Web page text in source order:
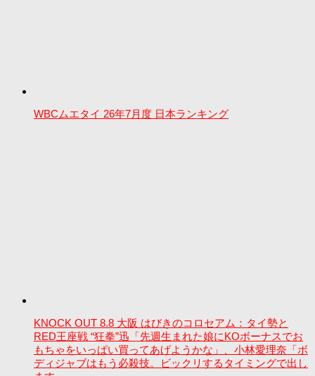
WBCムエタイ 26年7月度 日本ランキング
KNOCK OUT 8.8 大阪 はびきのコロセアム：タイ勢と
RED王座戦 “狂拳”迅「先週生まれた娘にKOボーナスでお
もちゃをいっぱい買ってあげようかな」、小林愛理奈「ボ
ディジャブはもう必殺技。ビックリするタイミングで出し